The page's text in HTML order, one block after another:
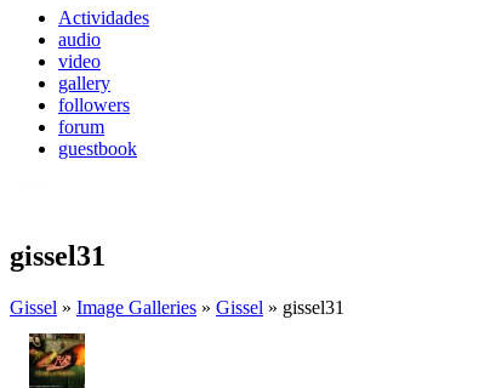
Actividades
audio
video
gallery
followers
forum
guestbook
gissel31
Gissel » Image Galleries » Gissel » gissel31